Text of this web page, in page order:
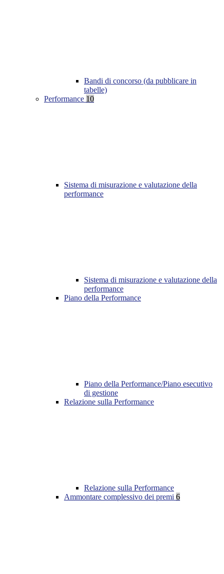
Bandi di concorso (da pubblicare in
tabelle)
Performance 10
Sistema di misurazione e valutazione della
performance
Sistema di misurazione e valutazione della
performance
Piano della Performance
Piano della Performance/Piano esecutivo
di gestione
Relazione sulla Performance
Relazione sulla Performance
Ammontare complessivo dei premi 6